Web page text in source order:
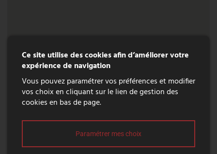
Ce site utilise des cookies afin d’améliorer votre
expérience de navigation
Vous pouvez paramétrer vos préférences et modifier
vos choix en cliquant sur le lien de gestion des
cookies en bas de page.
Paramétrer mes choix